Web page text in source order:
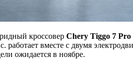
кроссовер Chery Tiggo 7 Pro
вместе с двумя
ожидается в ноябре.